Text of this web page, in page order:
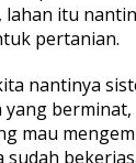
lahan itu
pertanian.
nantinya
yang
mau